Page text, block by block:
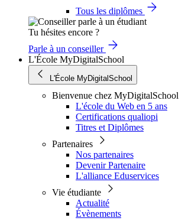
Tous les diplômes
Tu hésites encore ?
Parle à un conseiller
L'École MyDigitalSchool
L'École MyDigitalSchool
Bienvenue chez MyDigitalSchool
L'école du Web en 5 ans
Certifications qualiopi
Titres et Diplômes
Partenaires
Nos partenaires
Devenir Partenaire
L'alliance Eduservices
Vie étudiante
Actualité
Évènements